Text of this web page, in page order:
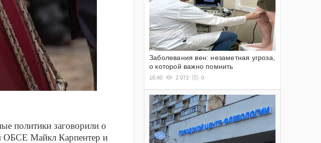
политики заговорили о
ОБСЕ Майкл Карпентер и
Заболевания вен: незаметная угроза,
о которой важно помнить
16:40 2 072 0